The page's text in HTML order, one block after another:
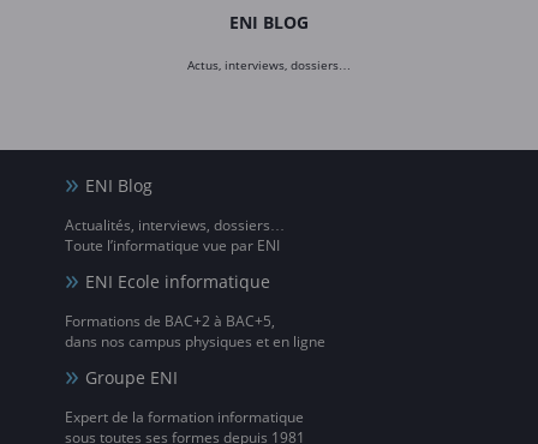
ENI BLOG
Actus, interviews, dossiers…
ENI Blog
Actualités, interviews, dossiers…
Toute l’informatique vue par ENI
ENI Ecole informatique
Formations de BAC+2 à BAC+5,
dans nos campus physiques et en ligne
Groupe ENI
Expert de la formation informatique
sous toutes ses formes depuis 1981